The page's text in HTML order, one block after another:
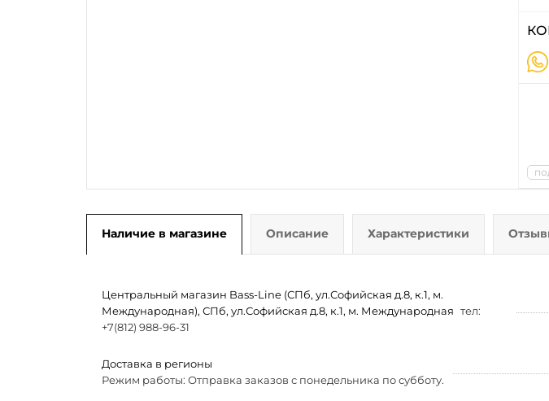
Наличие в магазине Описание Характеристики
Центральный магазин Bass-Line (СПб, ул.Софийская д.8, к.1, м.
Международная), СПб, ул.Софийская д.8, к.1, м. Международная тел:
+7(812) 988-96-31
Доставка в регионы
Режим работы: Отправка заказов с понедельника по субботу.